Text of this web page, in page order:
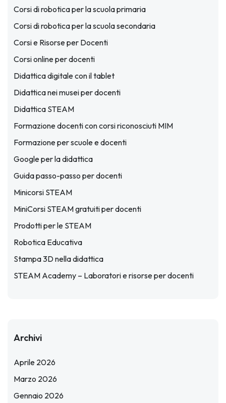
Corsi di robotica per la scuola primaria
Corsi di robotica per la scuola secondaria
Corsi e Risorse per Docenti
Corsi online per docenti
Didattica digitale con il tablet
Didattica nei musei per docenti
Didattica STEAM
Formazione docenti con corsi riconosciuti MIM
Formazione per scuole e docenti
Google per la didattica
Guida passo-passo per docenti
Minicorsi STEAM
MiniCorsi STEAM gratuiti per docenti
Prodotti per le STEAM
Robotica Educativa
Stampa 3D nella didattica
STEAM Academy – Laboratori e risorse per docenti
Archivi
Aprile 2026
Marzo 2026
Gennaio 2026